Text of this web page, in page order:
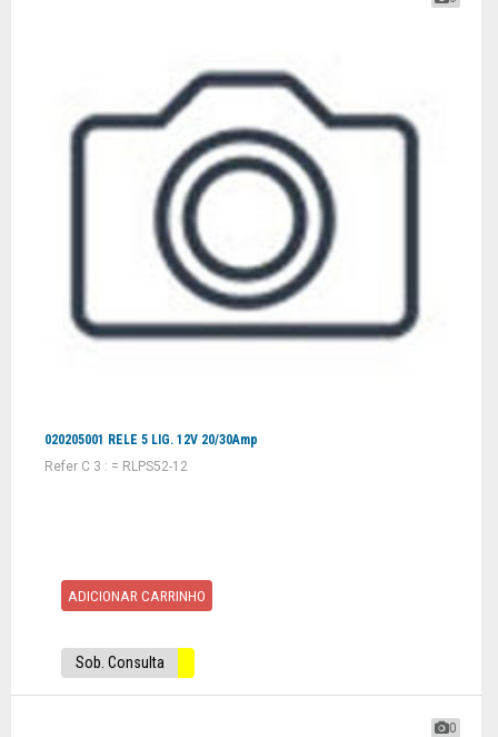
020205001 RELE 5 LIG. 12V 20/30Amp
Refer C 3 : = RLPS52-12
ADICIONAR CARRINHO
Sob. Consulta
0